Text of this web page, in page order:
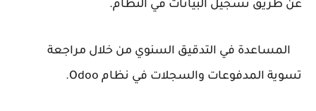
عن طريق تسجيل البيانات في النظام.
المساعدة في التدقيق السنوي من خلال مراجعة
تسوية المدفوعات والسجلات في نظام Odoo.